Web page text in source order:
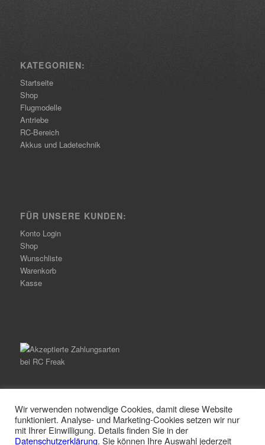
KATEGORIEN:
Startseite
Shop
Flugmodelle
Antriebe
RC-Bereich
Akkus und Ladetechnik
FÜR UNSERE KUNDEN:
Konto Login
Shop
Wunschliste
Warenkorb
Kasse
© Copyright -RC Freak- Enfold Theme by Kriesi
Wir verwenden notwendige Cookies, damit diese Website
funktioniert. Analyse- und Marketing-Cookies setzen wir nur
mit Ihrer Einwilligung. Details finden Sie in der
Datenschutzerklärung. Sie können Ihre Auswahl jederzeit